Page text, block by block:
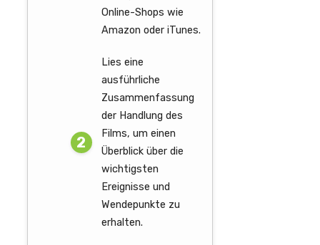
Online-Shops wie
Amazon oder iTunes.
Lies eine
ausführliche
Zusammenfassung
der Handlung des
Films, um einen
Überblick über die
wichtigsten
Ereignisse und
Wendepunkte zu
erhalten.